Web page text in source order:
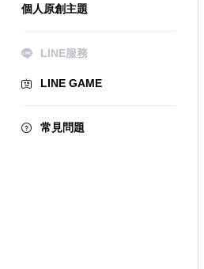
個人原創主題
LINE服務
LINE GAME
常見問題